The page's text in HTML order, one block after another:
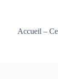
Accueil –